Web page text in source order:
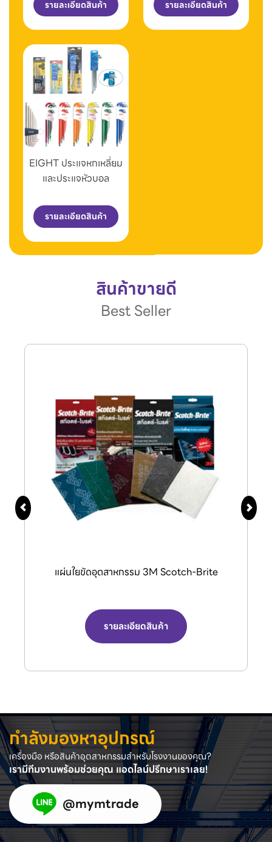
รายละเอียดสินค้า รายละเอียดสินค้า
EIGHT ประแจหกเหลี่ยม
และประแจหัวบอล
รายละเอียดสินค้า
สินค้าขายดี
Best Seller
กรรไกรตัดลมอุตสาหกรรม (Air Nipper) จาก
รายละเอียดสินค้า
กำลังมองหาอุปกรณ์
เครื่องมือ หรือสินค้าอุตสาหกรรมสำหรับโรงงานของคุณ?
เรามีทีมงานพร้อมช่วยคุณ แอดไลน์ปรึกษาเราเลย!
@mymtrade